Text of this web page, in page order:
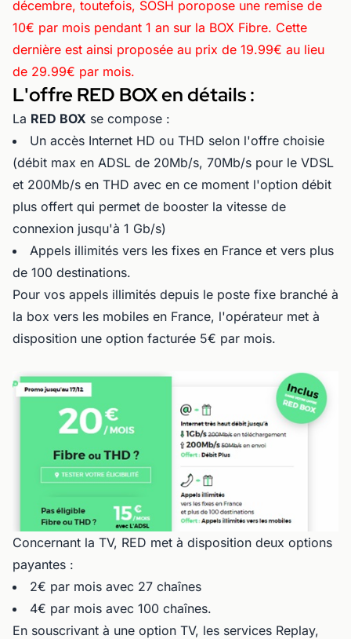
décembre, toutefois, SOSH poropose une remise de
10€ par mois pendant 1 an sur la BOX Fibre. Cette
dernière est ainsi proposée au prix de 19.99€ au lieu
de 29.99€ par mois.
L'offre RED BOX en détails :
La RED BOX se compose :
Un accès Internet HD ou THD selon l'offre choisie
(débit max en ADSL de 20Mb/s, 70Mb/s pour le VDSL
et 200Mb/s en THD avec en ce moment l'option débit
plus offert qui permet de booster la vitesse de
connexion jusqu'à 1 Gb/s)
Appels illimités vers les fixes en France et vers plus
de 100 destinations.
Pour vos appels illimités depuis le poste fixe branché à
la box vers les mobiles en France, l'opérateur met à
disposition une option facturée 5€ par mois.
Concernant la TV, RED met à disposition deux options
payantes :
2€ par mois avec 27 chaînes
4€ par mois avec 100 chaînes.
En souscrivant à une option TV, les services Replay,